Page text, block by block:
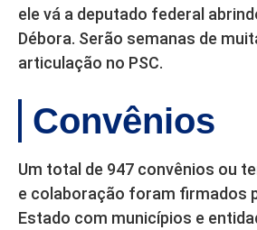
ele vá a deputado federal
Débora. Serão semanas de
articulação no PSC.
Convênios
Um total de 947 convênios ou
e colaboração foram firmados
Estado com municípios e